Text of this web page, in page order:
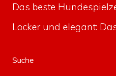
Das beste
Locker und elegant:
Suche